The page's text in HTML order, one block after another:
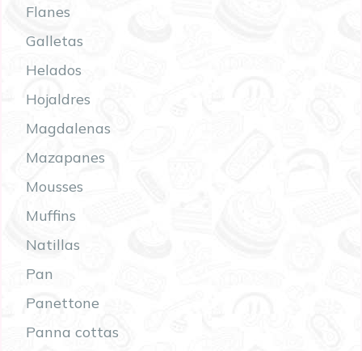
Flanes
Galletas
Helados
Hojaldres
Magdalenas
Mazapanes
Mousses
Muffins
Natillas
Pan
Panettone
Panna cottas